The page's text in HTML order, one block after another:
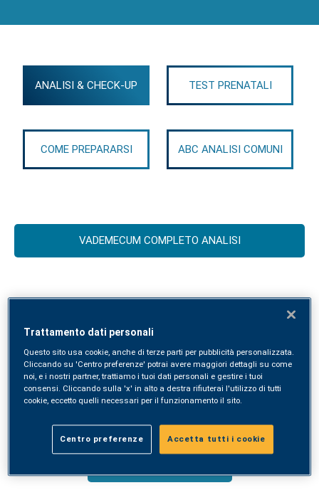
ANALISI & CHECK-UP TEST PRENATALI
COME PREPARARSI ABC ANALISI COMUNI
VADEMECUM COMPLETO ANALISI
Il test diagnostico ad ampio spettro
che analizza 295 allergeni, inclusi gli
allergeni molecolari.
Trattamento dati personali
Questo sito usa cookie, anche di terze parti per pubblicità personalizzata.
Cliccando su 'Centro preferenze' potrai avere maggiori dettagli su come
noi, e i nostri partner, trattiamo i tuoi dati personali e gestire i tuoi
consensi. Cliccando sulla 'x' in alto a destra rifiuterai l'utilizzo di tutti
cookie, eccetto quelli necessari per il funzionamento il sito.
Centro preferenze Accetta tutti i cookie